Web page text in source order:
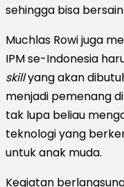
sehingga bisa
Muchlas Rowi juga
IPM se-Indonesia
skillyang akan
menjadi pemenang
tak lupa beliau
teknologi yang
untuk anak muda.
Kegiatan